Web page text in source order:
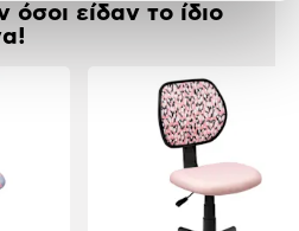
όσοι είδαν το ίδιο